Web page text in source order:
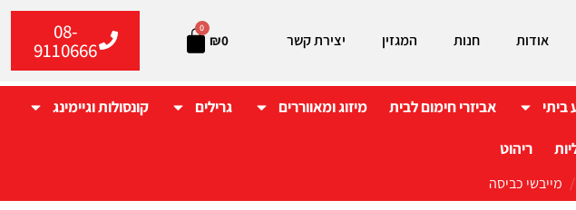
אודות חנות המגזין יצירת קשר ₪0
0
08-
9110666
ביתי אביזרי חימום לבית מיזוג ומאווררים גרילים קונסולות וגיימינג
ריהוט
/ מייבשי כביסה